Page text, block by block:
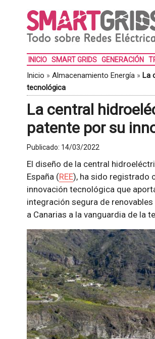
INICIO SMART GRIDS GENERACIÓN
Inicio » Almacenamiento Energía» La
tecnológica
La central
patente por su
Publicado: 14/03/2022
El diseño de la central
España (REE), ha sido registrado
innovación tecnológica que
integración segura de
a Canarias a la vanguardia de la